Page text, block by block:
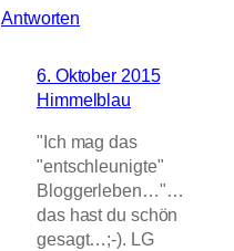
Antworten
6. Oktober 2015
Himmelblau
"Ich mag das
"entschleunigte"
Bloggerleben…"…
das hast du schön
gesagt…;-). LG